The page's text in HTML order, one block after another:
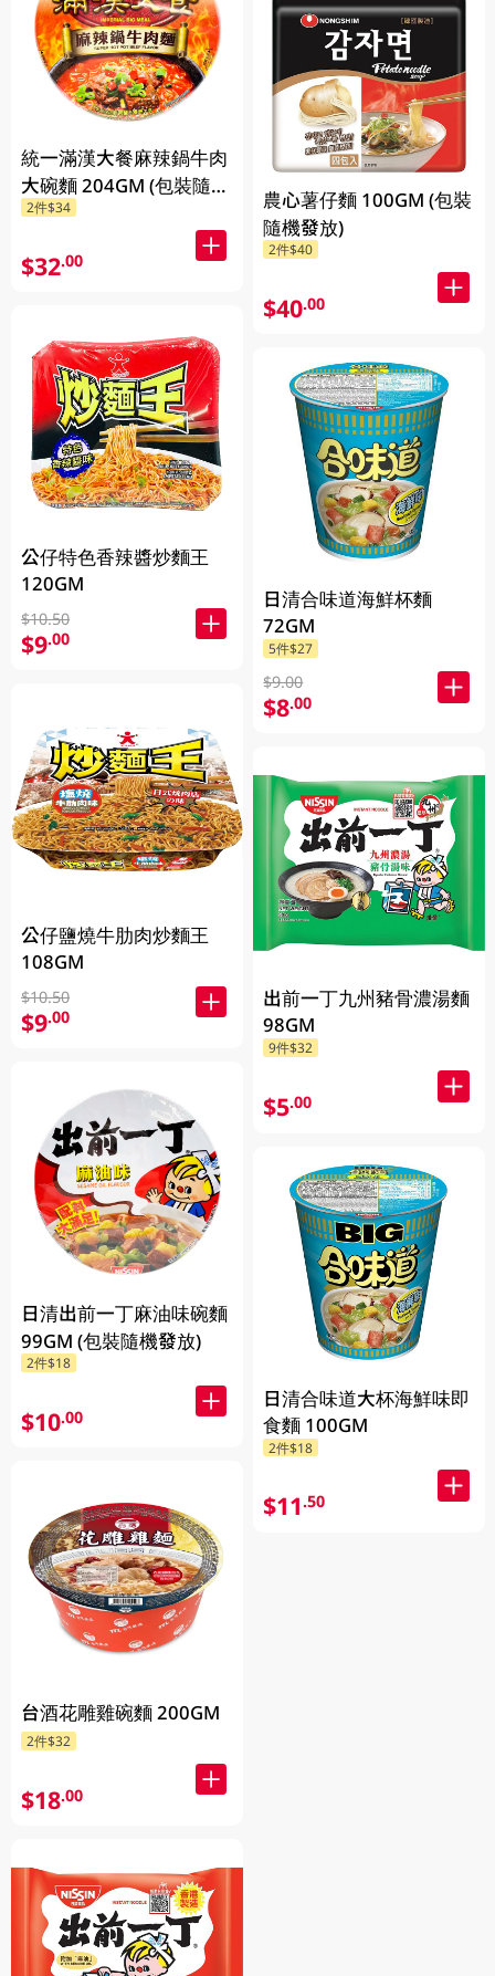
統一滿漢大餐麻辣鍋牛肉
大碗麵 204GM (包裝隨機
發放)
2件$34
$32.00
公仔特色香辣醬炒麵王
120GM
$10.50
$9.00
公仔鹽燒牛肋肉炒麵王
108GM
$10.50
$9.00
日清出前一丁麻油味碗麵
99GM (包裝隨機發放)
2件$18
$10.00
台酒花雕雞碗麵 200GM
2件$32
$18.00
農心薯仔麵 100GM (包裝
隨機發放)
2件$40
$40.00
日清合味道海鮮杯麵
72GM
5件$27
$9.00
$8.00
出前一丁九州豬骨濃湯麵
98GM
9件$32
$5.00
日清合味道大杯海鮮味即
食麵 100GM
2件$18
$11.50